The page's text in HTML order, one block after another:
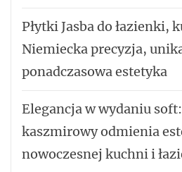
Płytki Jasba do łazienki,
Niemiecka precyzja,
ponadczasowa estetyka
Elegancja w wydaniu
kaszmirowy odmienia
nowoczesnej kuchni i